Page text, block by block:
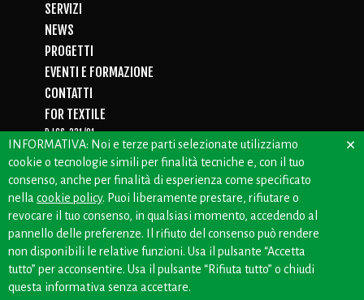
SERVIZI
NEWS
PROGETTI
EVENTI E FORMAZIONE
CONTATTI
FOR TEXTILE
D.LGS. 231/01
PRIVACY
WHISTLEBLOWING
CREDITS: OFFICINEBIANCHE
INFORMATIVA: Noi e terze parti selezionate utilizziamo
cookie o tecnologie simili per finalità tecniche e, con il tuo
consenso, anche per finalità di esperienza come specificato
nella cookie policy. Puoi liberamente prestare, rifiutare o
revocare il tuo consenso, in qualsiasi momento, accedendo al
pannello delle preferenze. Il rifiuto del consenso può rendere
non disponibili le relative funzioni. Usa il pulsante “Accetta
tutto” per acconsentire. Usa il pulsante “Rifiuta tutto” o chiudi
questa informativa senza accettare.
×